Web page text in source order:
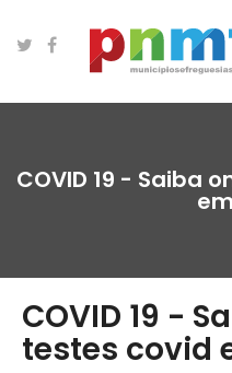
COVID 19 - Saiba
COVID 19 -
testes covid